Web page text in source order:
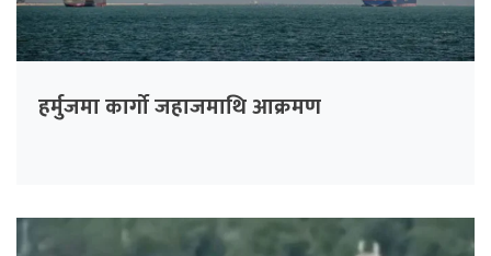
हर्मुजमा कार्गो जहाजमाथि आक्रमण